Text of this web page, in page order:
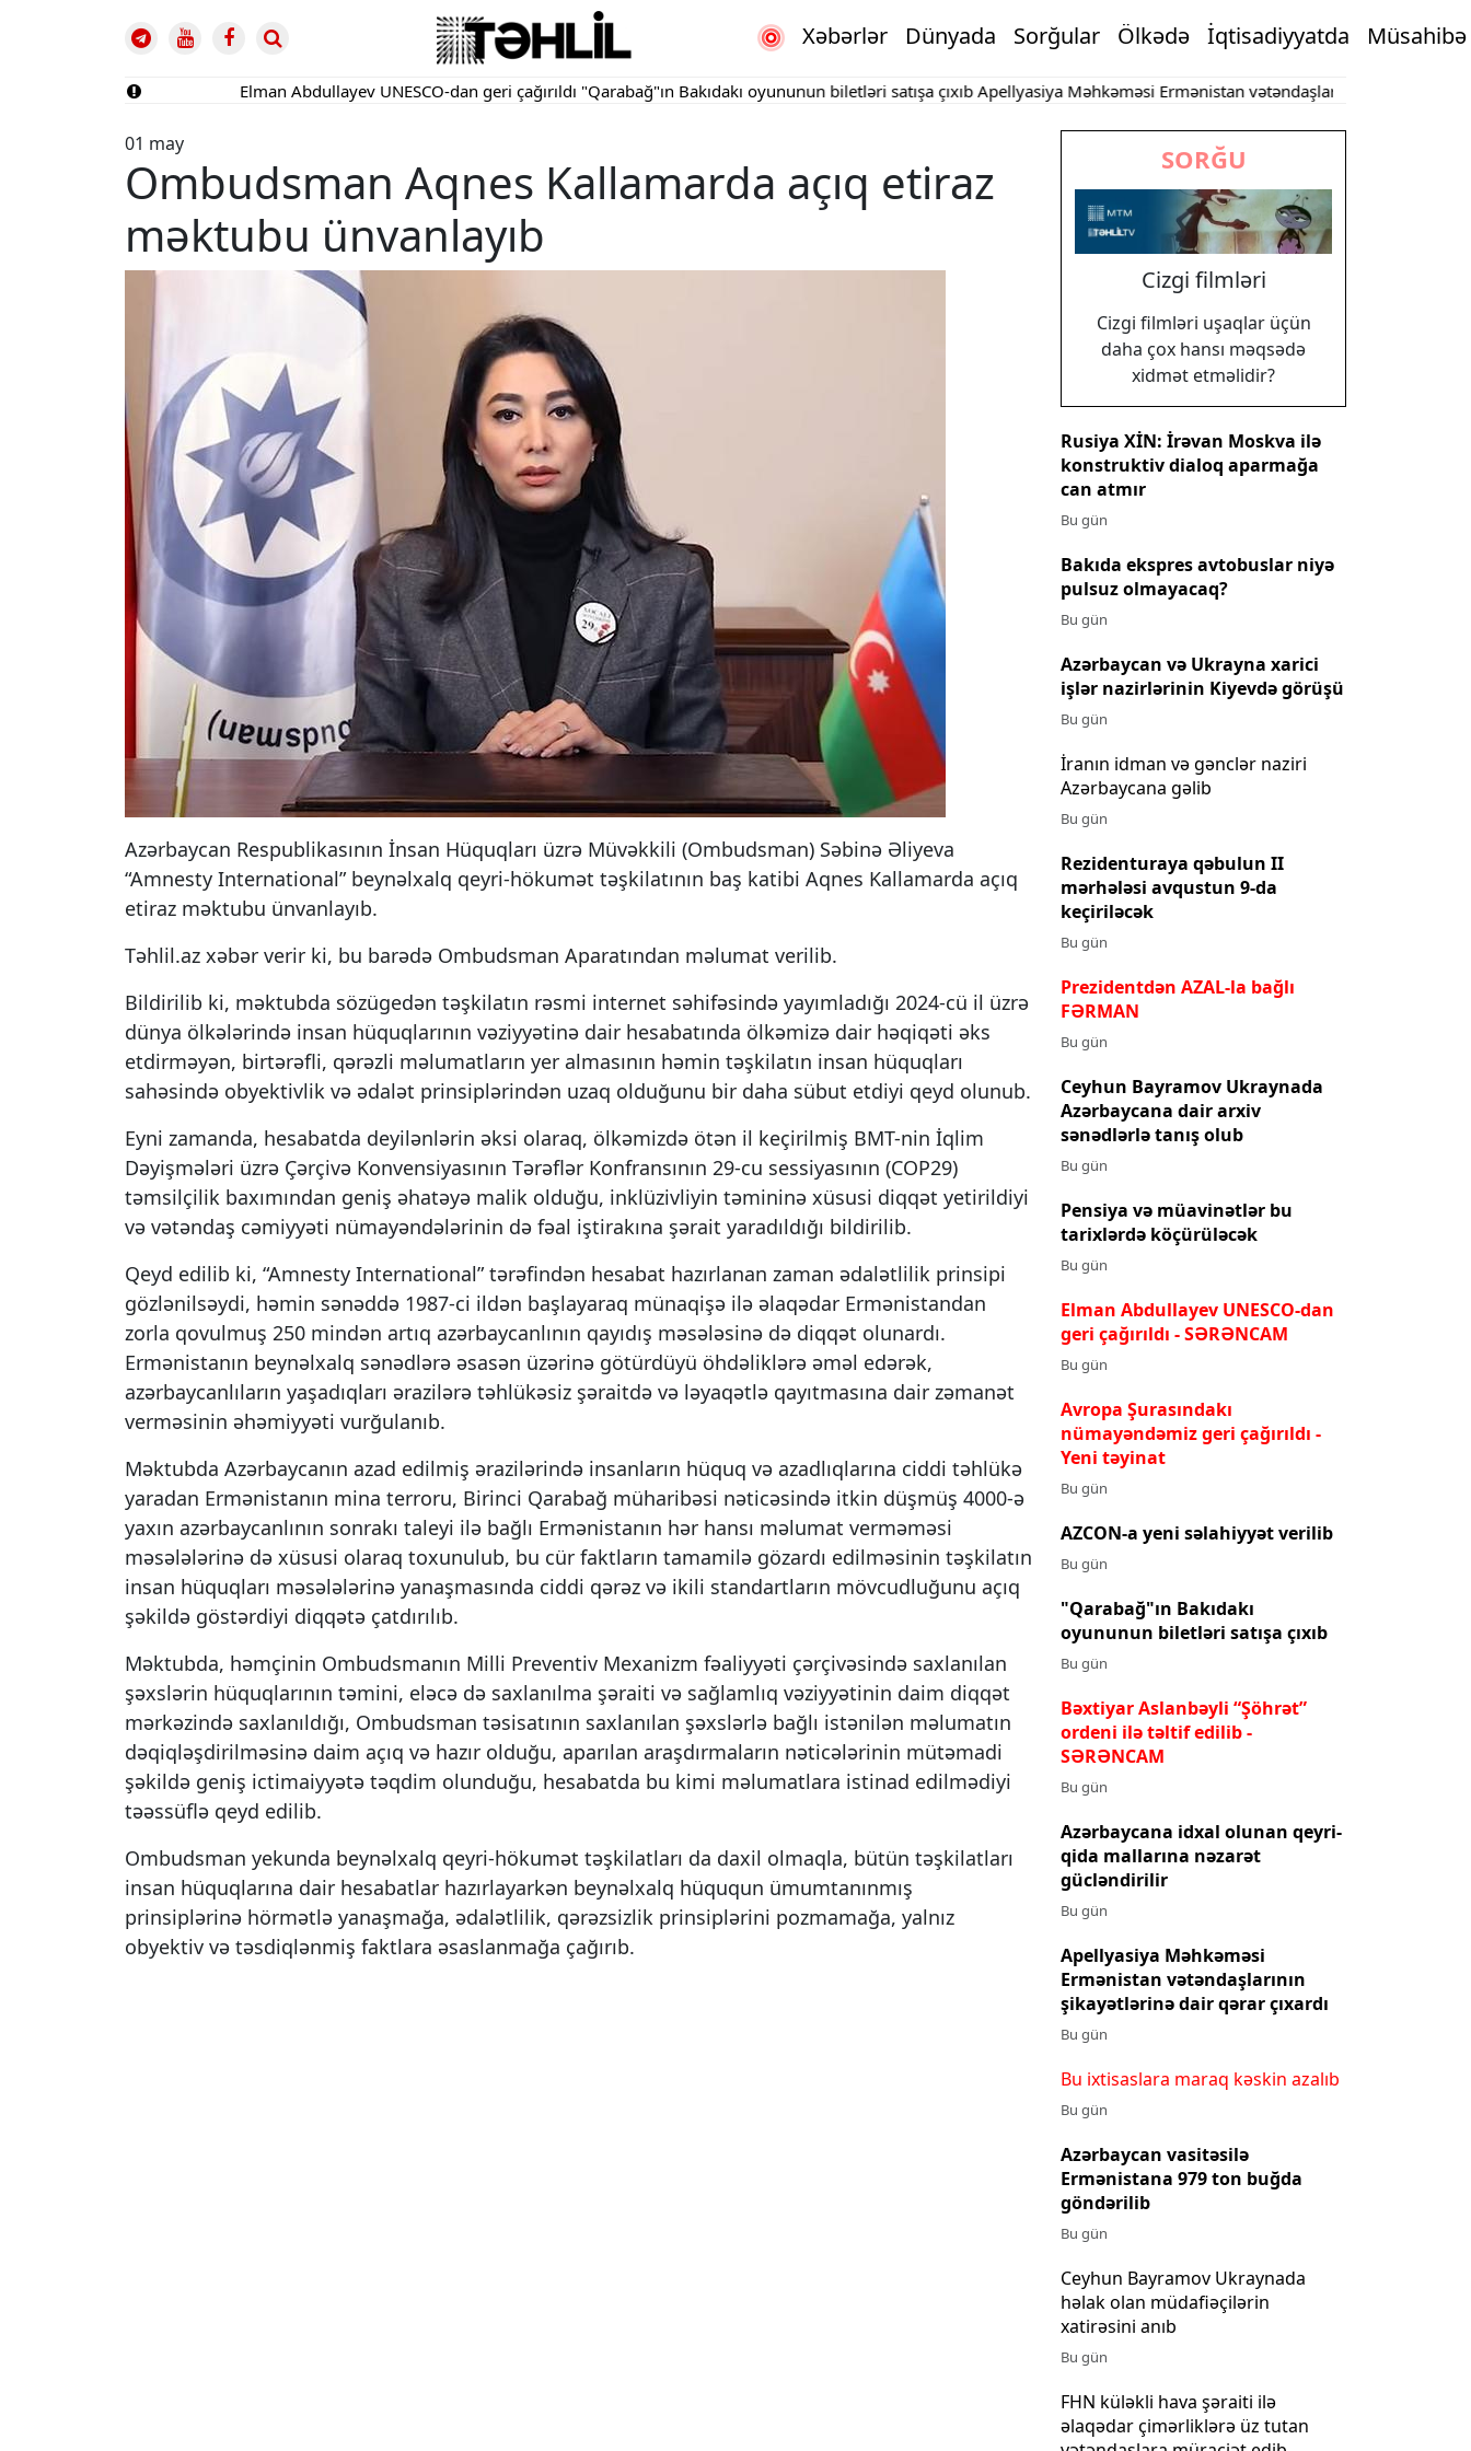
Xəbərlər Dünyada Sorğular Ölkədə İqtisadiyyatda Müsahibə
Elman Abdullayev UNESCO-dan geri çağırıldı "Qarabağ"ın Bakıdakı oyununun biletləri satışa çıxıb Apellyasiya Məhkəməsi Ermənistan vətəndaşlarının şikayətlərinə dair
01 may
Ombudsman Aqnes Kallamarda açıq etiraz
məktubu ünvanlayıb
Azərbaycan Respublikasının İnsan Hüquqları üzrə Müvəkkili (Ombudsman) Səbinə Əliyeva
“Amnesty International” beynəlxalq qeyri-hökumət təşkilatının baş katibi Aqnes Kallamarda açıq
etiraz məktubu ünvanlayıb.
Təhlil.az xəbər verir ki, bu barədə Ombudsman Aparatından məlumat verilib.
Bildirilib ki, məktubda sözügedən təşkilatın rəsmi internet səhifəsində yayımladığı 2024-cü il üzrə
dünya ölkələrində insan hüquqlarının vəziyyətinə dair hesabatında ölkəmizə dair həqiqəti əks
etdirməyən, birtərəfli, qərəzli məlumatların yer almasının həmin təşkilatın insan hüquqları
sahəsində obyektivlik və ədalət prinsiplərindən uzaq olduğunu bir daha sübut etdiyi qeyd olunub.
Eyni zamanda, hesabatda deyilənlərin əksi olaraq, ölkəmizdə ötən il keçirilmiş BMT-nin İqlim
Dəyişmələri üzrə Çərçivə Konvensiyasının Tərəflər Konfransının 29-cu sessiyasının (COP29)
təmsilçilik baxımından geniş əhatəyə malik olduğu, inklüzivliyin təmininə xüsusi diqqət yetirildiyi
və vətəndaş cəmiyyəti nümayəndələrinin də fəal iştirakına şərait yaradıldığı bildirilib.
Qeyd edilib ki, “Amnesty International” tərəfindən hesabat hazırlanan zaman ədalətlilik prinsipi
gözlənilsəydi, həmin sənəddə 1987-ci ildən başlayaraq münaqişə ilə əlaqədar Ermənistandan
zorla qovulmuş 250 mindən artıq azərbaycanlının qayıdış məsələsinə də diqqət olunardı.
Ermənistanın beynəlxalq sənədlərə əsasən üzərinə götürdüyü öhdəliklərə əməl edərək,
azərbaycanlıların yaşadıqları ərazilərə təhlükəsiz şəraitdə və ləyaqətlə qayıtmasına dair zəmanət
verməsinin əhəmiyyəti vurğulanıb.
Məktubda Azərbaycanın azad edilmiş ərazilərində insanların hüquq və azadlıqlarına ciddi təhlükə
yaradan Ermənistanın mina terroru, Birinci Qarabağ müharibəsi nəticəsində itkin düşmüş 4000-ə
yaxın azərbaycanlının sonrakı taleyi ilə bağlı Ermənistanın hər hansı məlumat verməməsi
məsələlərinə də xüsusi olaraq toxunulub, bu cür faktların tamamilə gözardı edilməsinin təşkilatın
insan hüquqları məsələlərinə yanaşmasında ciddi qərəz və ikili standartların mövcudluğunu açıq
şəkildə göstərdiyi diqqətə çatdırılıb.
Məktubda, həmçinin Ombudsmanın Milli Preventiv Mexanizm fəaliyyəti çərçivəsində saxlanılan
şəxslərin hüquqlarının təmini, eləcə də saxlanılma şəraiti və sağlamlıq vəziyyətinin daim diqqət
mərkəzində saxlanıldığı, Ombudsman təsisatının saxlanılan şəxslərlə bağlı istənilən məlumatın
dəqiqləşdirilməsinə daim açıq və hazır olduğu, aparılan araşdırmaların nəticələrinin mütəmadi
şəkildə geniş ictimaiyyətə təqdim olunduğu, hesabatda bu kimi məlumatlara istinad edilmədiyi
təəssüflə qeyd edilib.
Ombudsman yekunda beynəlxalq qeyri-hökumət təşkilatları da daxil olmaqla, bütün təşkilatları
insan hüquqlarına dair hesabatlar hazırlayarkən beynəlxalq hüququn ümumtanınmış
prinsiplərinə hörmətlə yanaşmağa, ədalətlilik, qərəzsizlik prinsiplərini pozmamağa, yalnız
obyektiv və təsdiqlənmiş faktlara əsaslanmağa çağırıb.
SORĞU
Cizgi filmləri
Cizgi filmləri uşaqlar üçün
daha çox hansı məqsədə
xidmət etməlidir?
Rusiya XİN: İrəvan Moskva ilə
konstruktiv dialoq aparmağa
can atmır
Bu gün
Bakıda ekspres avtobuslar niyə
pulsuz olmayacaq?
Bu gün
Azərbaycan və Ukrayna xarici
işlər nazirlərinin Kiyevdə görüşü
Bu gün
İranın idman və gənclər naziri
Azərbaycana gəlib
Bu gün
Rezidenturaya qəbulun II
mərhələsi avqustun 9-da
keçiriləcək
Bu gün
Prezidentdən AZAL-la bağlı
FƏRMAN
Bu gün
Ceyhun Bayramov Ukraynada
Azərbaycana dair arxiv
sənədlərlə tanış olub
Bu gün
Pensiya və müavinətlər bu
tarixlərdə köçürüləcək
Bu gün
Elman Abdullayev UNESCO-dan
geri çağırıldı - SƏRƏNCAM
Bu gün
Avropa Şurasındakı
nümayəndəmiz geri çağırıldı -
Yeni təyinat
Bu gün
AZCON-a yeni səlahiyyət verilib
Bu gün
"Qarabağ"ın Bakıdakı
oyununun biletləri satışa çıxıb
Bu gün
Bəxtiyar Aslanbəyli “Şöhrət”
ordeni ilə təltif edilib-
SƏRƏNCAM
Bu gün
Azərbaycana idxal olunan qeyri-
qida mallarına nəzarət
gücləndirilir
Bu gün
Apellyasiya Məhkəməsi
Ermənistan vətəndaşlarının
şikayətlərinə dair qərar çıxardı
Bu gün
Bu ixtisaslara maraq kəskin azalıb
Bu gün
Azərbaycan vasitəsilə
Ermənistana 979 ton buğda
göndərilib
Bu gün
Ceyhun Bayramov Ukraynada
həlak olan müdafiəçilərin
xatirəsini anıb
Bu gün
FHN küləkli hava şəraiti ilə
əlaqədar çimərliklərə üz tutan